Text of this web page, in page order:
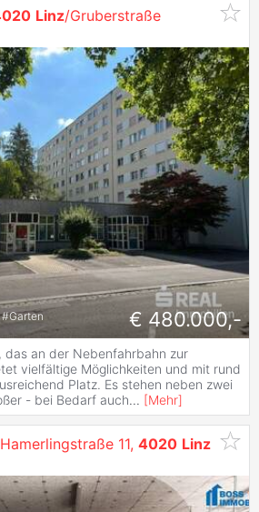
Linz/Gruberstraße
#Garten € 480.000,-
das an der Nebenfahrbahn zur
vielfältige Möglichkeiten und mit rund
Platz. Es stehen neben zwei
- bei Bedarf auch... [Mehr]
11, 4020 Linz